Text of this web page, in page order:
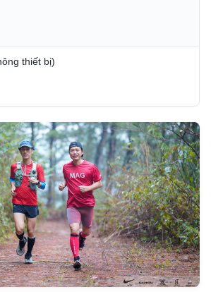
thiết bị)